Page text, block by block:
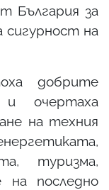
България за
сигурност на
добрите
и очертаха
на техния
туризма,
на последно